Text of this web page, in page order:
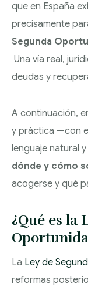
que en España
precisamente
Segunda
Una vía real,
deudas y
A continuación,
y práctica —con
lenguaje natural
dónde y cómo
acogerse y qué
¿Qué es la
La Ley de
reformas